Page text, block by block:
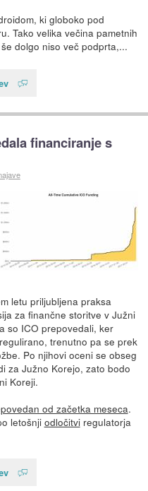
ki globoko pod
Tako velika večina pametnih
dolgo niso več podprta,...
financiranje s
letu priljubljena praksa
za finančne storitve v Južni
so ICO prepovedali, ker
trenutno pa se prek
Po njihovi oceni se obseg
za Južno Korejo, zato bodo
Koreji.
od začetka meseca.
letošnji odločitviregulatorja